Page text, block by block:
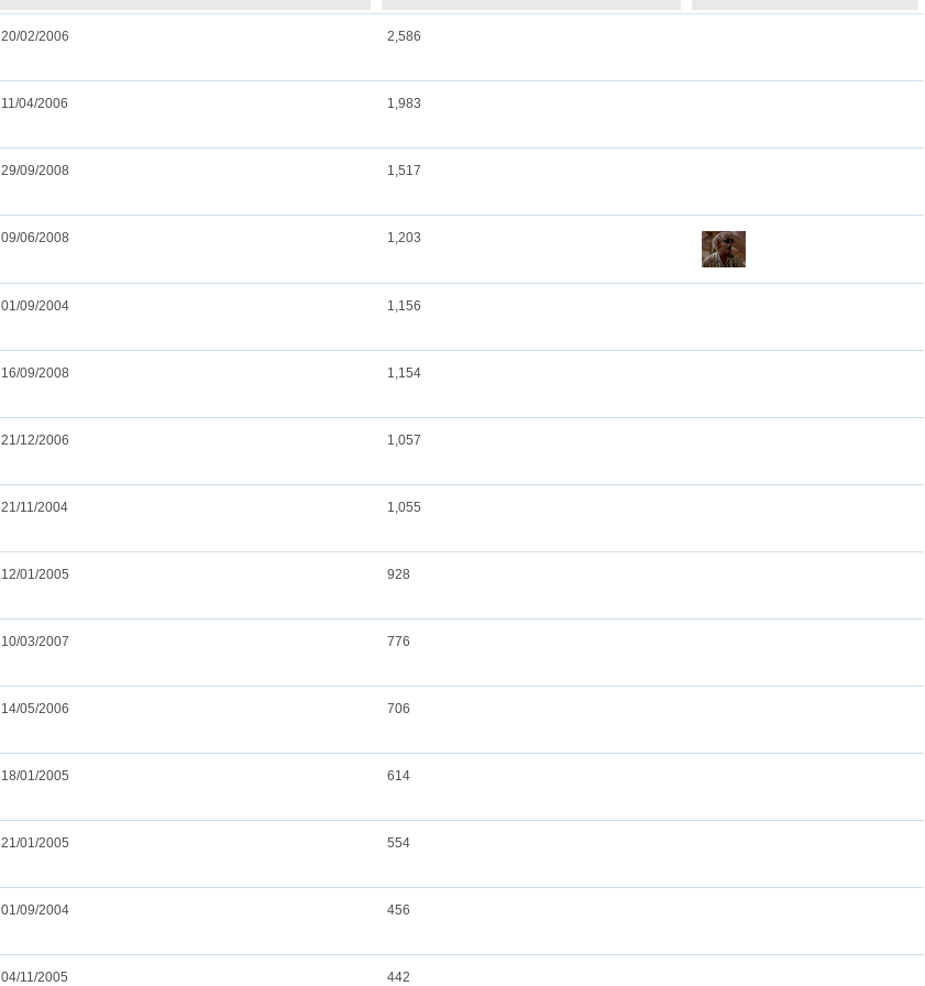
20/02/2006 2,586
11/04/2006 1,983
29/09/2008 1,517
09/06/2008 1,203
01/09/2004 1,156
16/09/2008 1,154
21/12/2006 1,057
21/11/2004 1,055
12/01/2005 928
10/03/2007 776
14/05/2006 706
18/01/2005 614
21/01/2005 554
01/09/2004 456
04/11/2005 442